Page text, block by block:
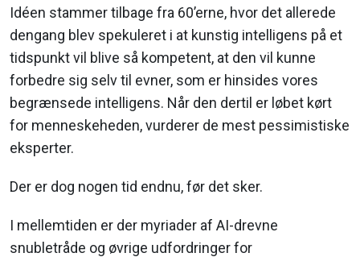
Idéen stammer tilbage fra 60’erne, hvor det allerede
dengang blev spekuleret i at kunstig intelligens på et
tidspunkt vil blive så kompetent, at den vil kunne
forbedre sig selv til evner, som er hinsides vores
begrænsede intelligens. Når den dertil er løbet kørt
for menneskeheden, vurderer de mest pessimistiske
eksperter.
Der er dog nogen tid endnu, før det sker.
I mellemtiden er der myriader af AI-drevne
snubletråde og øvrige udfordringer for